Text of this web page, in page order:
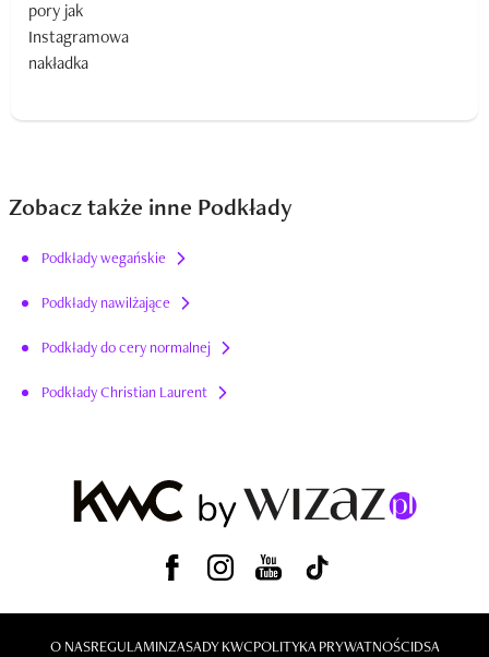
Zobacz także inne Podkłady
Podkłady wegańskie
Podkłady nawilżające
Podkłady do cery normalnej
Podkłady Christian Laurent
O NASREGULAMINZASADY KWCPOLITYKA PRYWATNOŚCIDSA